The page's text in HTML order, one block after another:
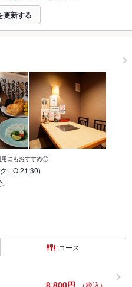
更新する
用にもおすすめ◎
L.O.21:30)
コース